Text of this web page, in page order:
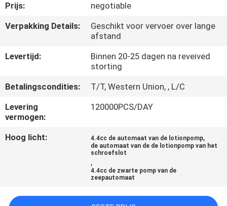
NIEUWS
GEVALLEN
SITEMAP
PRIVACY
POLICY
Prijs:
negotiable
Verpakking Details:
Geschikt voor vervoer over lange
afstand
Levertijd:
Binnen 20-25 dagen na reveived
storting
Betalingscondities:
T/T, Western Union, , L/C
Levering
vermogen:
120000PCS/DAY
Hoog licht: 4.4cc de automaat van de lotionpomp,
de automaat van de de lotionpomp van het
schroefslot
,
4.4cc de zwarte pomp van de
zeepautomaat